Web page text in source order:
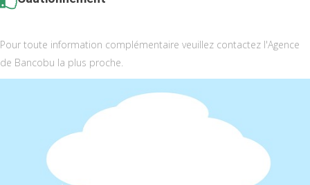
Pour toute information complémentaire veuillez contactez l'Agence
de Bancobu la plus proche.